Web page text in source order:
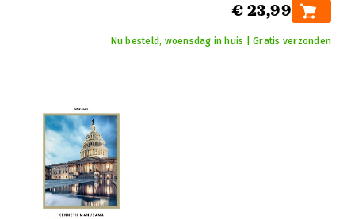
€ 23,99
Nu besteld, woensdag in huis | Gratis verzonden